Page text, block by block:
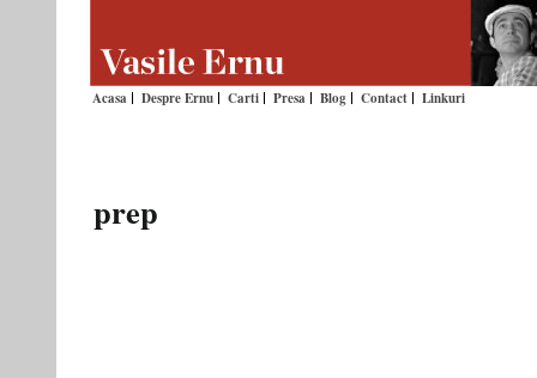
Acasa Despre Ernu Carti Presa Blog Contact Linkuri
prep